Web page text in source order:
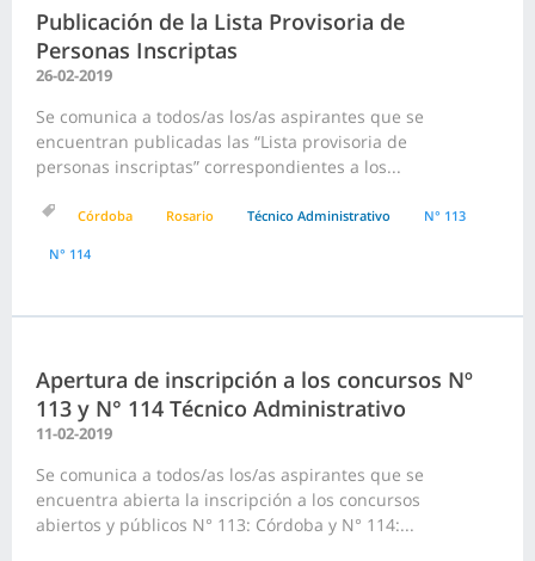
Publicación de la Lista Provisoria de
Personas Inscriptas
26-02-2019
Se comunica a todos/as los/as aspirantes que se
encuentran publicadas las “Lista provisoria de
personas inscriptas” correspondientes a los...
Córdoba Rosario Técnico Administrativo N° 113
N° 114
Apertura de inscripción a los concursos Nº
113 y N° 114 Técnico Administrativo
11-02-2019
Se comunica a todos/as los/as aspirantes que se
encuentra abierta la inscripción a los concursos
abiertos y públicos N° 113: Córdoba y N° 114:...